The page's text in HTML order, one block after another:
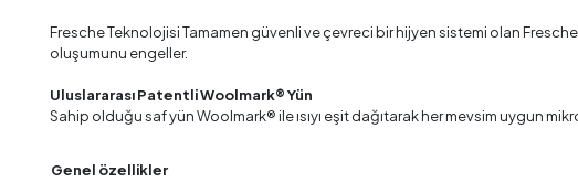
Fresche Teknolojisi Tamamen güvenli ve çevreci bir hijyen sistemi olan
oluşumunu engeller.
Uluslararası Patentli Woolmark® Yün
Sahip olduğu saf yün Woolmark® ile ısıyı eşit dağıtarak her mevsim uygun
Genel özellikler